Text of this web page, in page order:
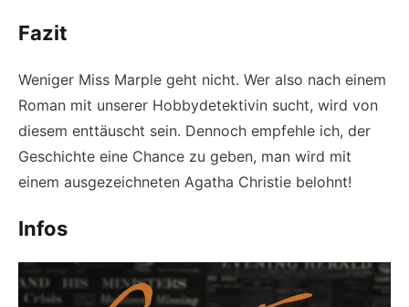
Fazit
Weniger Miss Marple geht nicht. Wer also nach einem
Roman mit unserer Hobbydetektivin sucht, wird von
diesem enttäuscht sein. Dennoch empfehle ich, der
Geschichte eine Chance zu geben, man wird mit
einem ausgezeichneten Agatha Christie belohnt!
Infos